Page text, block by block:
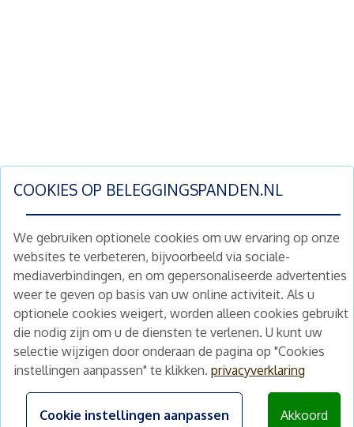
COOKIES OP BELEGGINGSPANDEN.NL
We gebruiken optionele cookies om uw ervaring op onze
websites te verbeteren, bijvoorbeeld via sociale-
mediaverbindingen, en om gepersonaliseerde advertenties
weer te geven op basis van uw online activiteit. Als u
optionele cookies weigert, worden alleen cookies gebruikt
die nodig zijn om u de diensten te verlenen. U kunt uw
selectie wijzigen door onderaan de pagina op "Cookies
instellingen aanpassen" te klikken. privacyverklaring
Cookie instellingen aanpassen Akkoord
Schrijf je nu in en ontvang wekelijks ons
nieuwe aanbod vastgoedbeleggingen.
Nieuwsbrief Abonneren
Home
Te koop
Nieuws
Schimmelstraat 5H
1053 TA Amsterdam
+31 (0) 30 225 31 12